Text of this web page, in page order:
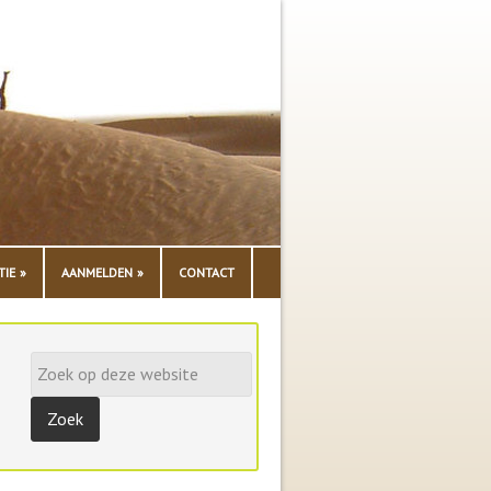
AANMELDEN CONTACT